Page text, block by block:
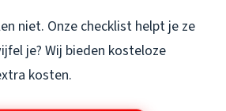
niet. Onze checklist helpt je ze
je? Wij bieden kosteloze
kosten.